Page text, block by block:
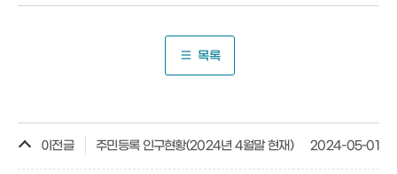
목록
이전글 주민등록 인구현황(2024년 4월말 현재) 2024-05-01